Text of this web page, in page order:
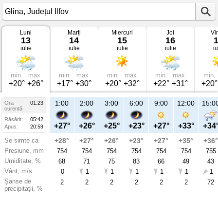
Vremea
Glina
13
iulie
2026
Județul
Ilfov
Luni
13
iulie
min.
+20°
max.
+26°
Marți
14
iulie
min.
+17°
max.
+30°
Miercuri
15
iulie
min.
+20°
max.
+32°
Joi
16
iulie
min.
+22°
max.
+31°
min.
+20°
Ora
01:23
curentă
Răsărit:
05:42
Apus:
20:59
Se simte ca
Presiune, mm
Umiditate, %
Vânt, m/s
Șanse de
precipitații, %
1:00
+27°
+28°
754
68
0
2
2:00
+26°
+27°
754
71
1
2
3:00
+25°
+26°
754
75
1
2
6:00
+23°
+23°
754
83
1
2
9:00
+27°
+27°
754
66
1
2
12:00
+33°
+35°
754
49
1
2
+36°
755
43
1
72